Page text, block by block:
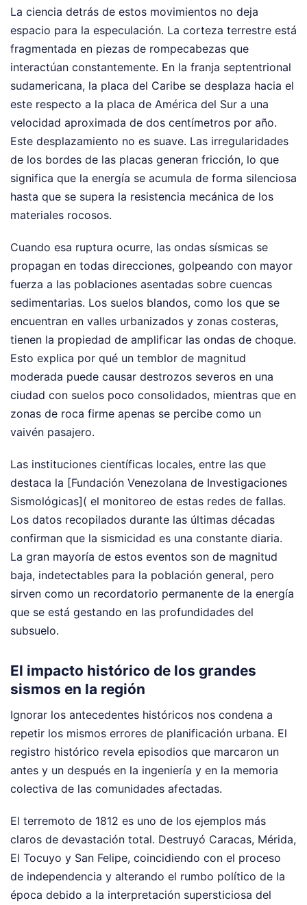
La ciencia detrás de estos movimientos no deja
espacio para la especulación. La corteza terrestre está
fragmentada en piezas de rompecabezas que
interactúan constantemente. En la franja septentrional
sudamericana, la placa del Caribe se desplaza hacia el
este respecto a la placa de América del Sur a una
velocidad aproximada de dos centímetros por año.
Este desplazamiento no es suave. Las irregularidades
de los bordes de las placas generan fricción, lo que
significa que la energía se acumula de forma silenciosa
hasta que se supera la resistencia mecánica de los
materiales rocosos.
Cuando esa ruptura ocurre, las ondas sísmicas se
propagan en todas direcciones, golpeando con mayor
fuerza a las poblaciones asentadas sobre cuencas
sedimentarias. Los suelos blandos, como los que se
encuentran en valles urbanizados y zonas costeras,
tienen la propiedad de amplificar las ondas de choque.
Esto explica por qué un temblor de magnitud
moderada puede causar destrozos severos en una
ciudad con suelos poco consolidados, mientras que en
zonas de roca firme apenas se percibe como un
vaivén pasajero.
Las instituciones científicas locales, entre las que
destaca la [Fundación Venezolana de Investigaciones
Sismológicas]( el monitoreo de estas redes de fallas.
Los datos recopilados durante las últimas décadas
confirman que la sismicidad es una constante diaria.
La gran mayoría de estos eventos son de magnitud
baja, indetectables para la población general, pero
sirven como un recordatorio permanente de la energía
que se está gestando en las profundidades del
subsuelo.
El impacto histórico de los grandes
sismos en la región
Ignorar los antecedentes históricos nos condena a
repetir los mismos errores de planificación urbana. El
registro histórico revela episodios que marcaron un
antes y un después en la ingeniería y en la memoria
colectiva de las comunidades afectadas.
El terremoto de 1812 es uno de los ejemplos más
claros de devastación total. Destruyó Caracas, Mérida,
El Tocuyo y San Felipe, coincidiendo con el proceso
de independencia y alterando el rumbo político de la
época debido a la interpretación supersticiosa del